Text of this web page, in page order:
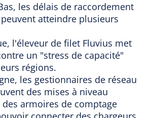
les délais de raccordement
atteindre plusieurs
l'éleveur de filet Fluvius met
un "stress de capacité"
régions.
les gestionnaires de réseau
des mises à niveau
des armoires de comptage